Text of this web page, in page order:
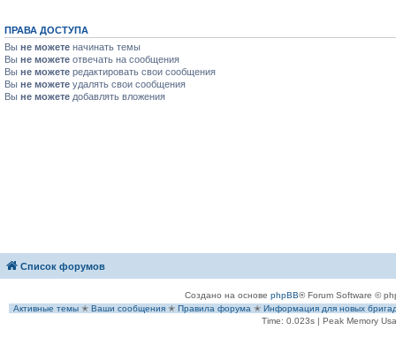
ПРАВА ДОСТУПА
Вы не можете начинать темы
Вы не можете отвечать на сообщения
Вы не можете редактировать свои сообщения
Вы не можете удалять свои сообщения
Вы не можете добавлять вложения
Список форумов
Создано на основе phpBB® Forum Software ©
Активные темы ✭ Ваши сообщения ✭ Правила форума ✭ Информация для новых
Time: 0.023s | Peak Memory